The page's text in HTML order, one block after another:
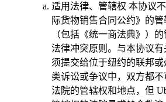
适用法律、管辖权 本协议
际货物销售合同公约》的
（包括《统一商法典》）
法律冲突原则。与本协议
须提交给位于纽约的联邦
类诉讼或争议中，双方都
法院的管辖权和地点，但